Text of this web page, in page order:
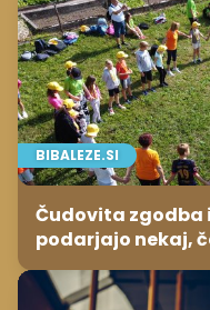
BIBALEZE.SI
Čudovita zgodba
podarjajo nekaj,